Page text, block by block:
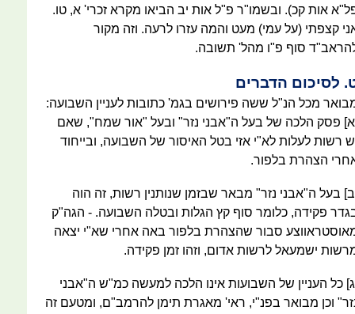
אות קכ). ובשמו"ר פ"ל אות יב הביאו מקרא זכרי' א, טו.
קצפתי (על עמי) מעט והמה עזרו לרעה. וזה מקור
סוף פ"ו מהל' תשובה.
לסיכום הדברים
מכל הנ"ל ששה פירושים בגמ' כתובות לעניין השבועה:
פסק הלכה של בעל ה"אבני נזר" ובעל "אור שמח", שאם
רשות לעלות לא"י אזי בטל האיסור של השבועה, ובייחוד
הצהרת בלפור.
בעל ה"אבני נזר" מבאר שבזמן שנותנין רשות, זה הוה
פקידה, כלומר סוף קץ הגלות ובטלה השבועה. - הגה"ק
סבור שהצהרת בלפור באה אחרי שא"י יצאה
ישמעאל לרשות אדום, וזהו זמן פקידה.
כל העניין של השבועות אינו הלכה למעשה כמ"ש ה"אבני
וכן מבואר בפנ"י, ראי' מאגרת תימן להרמב"ם, ומטעם זה